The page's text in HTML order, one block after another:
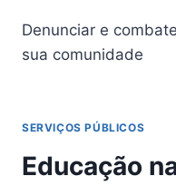
Denunciar e
sua comunidade
SERVIÇOS PÚBLICOS
Educação